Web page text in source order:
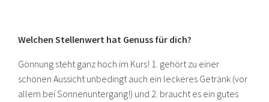
Welchen Stellenwert hat Genuss für dich?
Gönnung steht ganz hoch im Kurs! 1. gehört zu einer
schönen Aussicht unbedingt auch ein leckeres Getränk (vor
allem bei Sonnenuntergang!) und 2. braucht es ein gutes